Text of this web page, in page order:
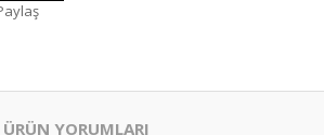
ÜRÜN YORUMLARI